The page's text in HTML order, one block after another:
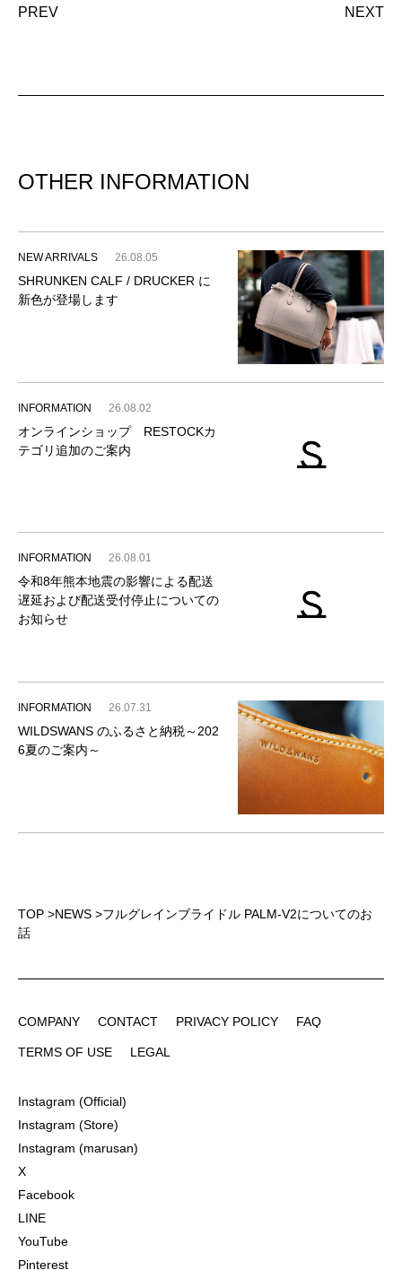
PREV NEXT
OTHER INFORMATION
NEW ARRIVALS 26.08.05
SHRUNKEN CALF / DRUCKER に
新色が登場します
INFORMATION 26.08.02
オンラインショップ RESTOCKカ
テゴリ追加のご案内
INFORMATION 26.08.01
令和8年熊本地震の影響による配送
遅延および配送受付停止についての
お知らせ
INFORMATION 26.07.31
WILDSWANS のふるさと納税～202
6夏のご案内～
TOP >NEWS >フルグレインブライドル PALM-V2についてのお
話
COMPANY
CONTACT
PRIVACY POLICY
FAQ
TERMS OF USE
LEGAL
Instagram (Official)
Instagram (Store)
Instagram (marusan)
X
Facebook
LINE
YouTube
Pinterest